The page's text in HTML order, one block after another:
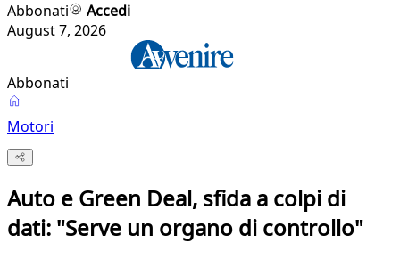
Abbonati
Accedi
August 7, 2026
Abbonati
Motori
Auto e Green Deal, sfida a colpi di
dati: "Serve un organo di controllo"